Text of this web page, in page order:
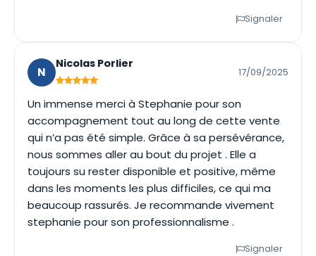
Signaler
N
Nicolas Porlier
17/09/2025
Un immense merci à Stephanie pour son
accompagnement tout au long de cette vente
qui n’a pas été simple. Grâce à sa persévérance,
nous sommes aller au bout du projet . Elle a
toujours su rester disponible et positive, même
dans les moments les plus difficiles, ce qui ma
beaucoup rassurés. Je recommande vivement
stephanie pour son professionnalisme .
Signaler